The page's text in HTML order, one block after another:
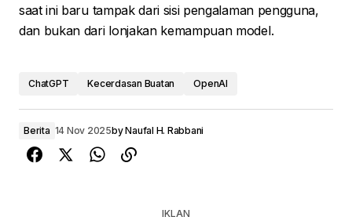
saat ini baru tampak dari sisi pengalaman pengguna,
dan bukan dari lonjakan kemampuan model.
ChatGPT Kecerdasan Buatan OpenAI
Berita 14 Nov 2025byNaufal H. Rabbani